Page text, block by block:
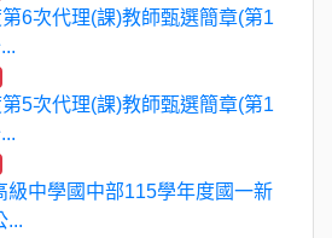
6次代理(課)教師甄選簡章(第1
5次代理(課)教師甄選簡章(第1
級中學國中部115學年度國一新
...